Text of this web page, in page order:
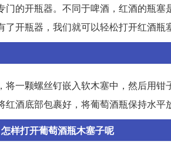
门的开瓶器。不同于啤酒，红酒的瓶
了开瓶器，我们就可以轻松打开红酒瓶
将一颗螺丝钉嵌入软木塞中，然后用
红酒底部包裹好，将葡萄酒瓶保持水平
样打开葡萄酒瓶木塞子呢